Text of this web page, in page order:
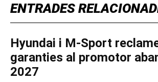
ENTRADES
Hyundai i M-Sport
garanties al promotor
2027